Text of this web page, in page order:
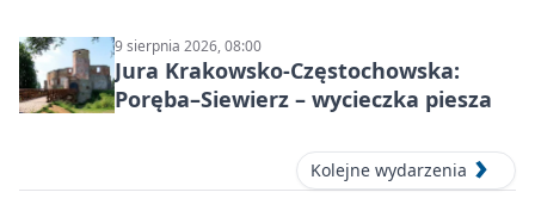
9 sierpnia 2026, 08:00
Jura Krakowsko-Częstochowska:
Poręba–Siewierz – wycieczka piesza
Kolejne wydarzenia